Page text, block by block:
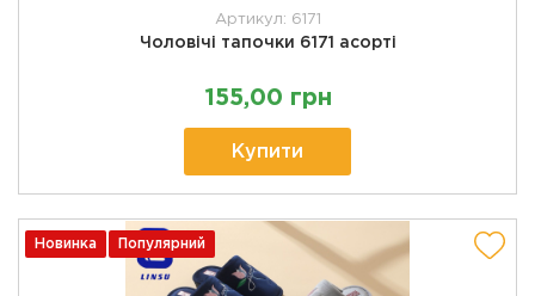
Артикул: 6171
Чоловічі тапочки 6171 асорті
155,00 грн
Купити
Новинка Популярний